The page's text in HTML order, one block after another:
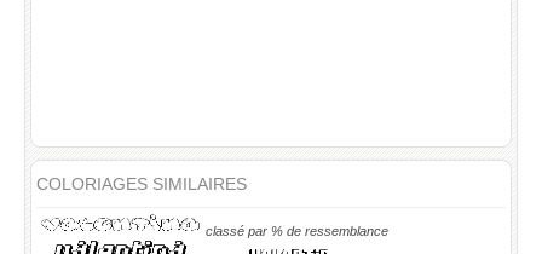
COLORIAGES SIMILAIRES
classé par % de ressemblance